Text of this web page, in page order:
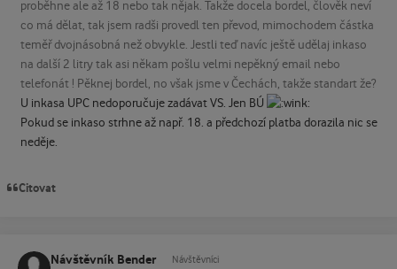
proběhne ale až 18 nebo tak nějak. Takže docela bordel, člověk neví
co má dělat, tak jsem radši provedl ten převod, mimochodem částka
teměř dvojnásobná než obvykle. Jestli teď navíc ještě udělaj inkaso
na další 2 litry tak asi někam pošlu velmi nepěkný email nebo
telefonát ! Pěknej bordel, no však jsme v Čechách, takže standart že?
U inkasa UPC nedoporučuje zadávat VS. Jen BÚ
Pokud se inkaso strhne až např. 18. a předchozí platba dorazila nic se
neděje.
Citovat
Návštěvník Bender Návštěvníci